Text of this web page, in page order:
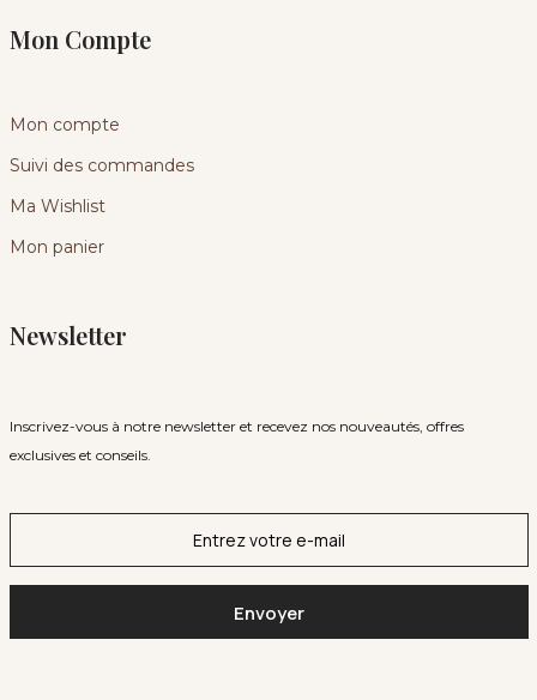
Mon Compte
Mon compte
Suivi des commandes
Ma Wishlist
Mon panier
Newsletter
Inscrivez-vous à notre newsletter et recevez nos nouveautés, offres
exclusives et conseils.